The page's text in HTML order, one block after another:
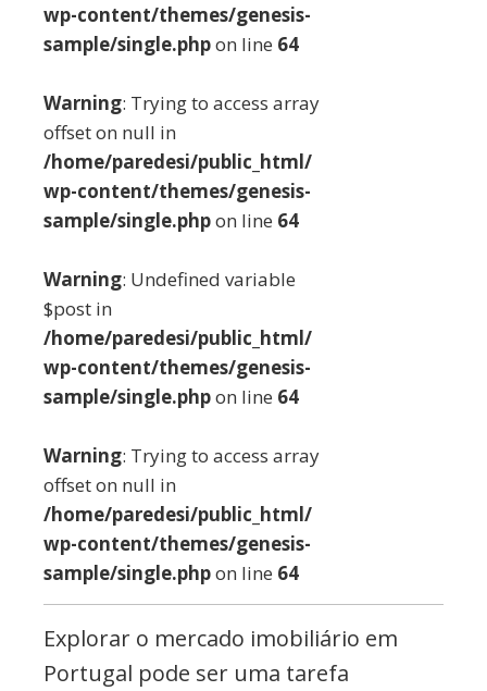
wp-content/themes/genesis-
sample/single.phpon line 64
Warning: Trying to access array
offset on null in
/home/paredesi/public_html/
wp-content/themes/genesis-
sample/single.phpon line 64
Warning: Undefined variable
$post in
/home/paredesi/public_html/
wp-content/themes/genesis-
sample/single.phpon line 64
Warning: Trying to access array
offset on null in
/home/paredesi/public_html/
wp-content/themes/genesis-
sample/single.phpon line 64
Explorar o mercado imobiliário em
Portugal pode ser uma tarefa